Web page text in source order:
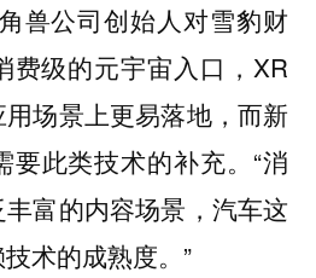
兽公司创始人对雪豹财
费级的元宇宙入口，XR
场景上更易落地，而新
要此类技术的补充。“消
富的内容场景，汽车这
术的成熟度。”